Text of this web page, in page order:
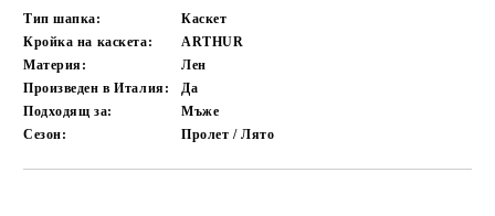
Тип шапка:
Каскет
Кройка на каскета:
ARTHUR
Материя:
Лен
Произведен в Италия:
Да
Подходящ за:
Мъже
Сезон:
Пролет / Лято